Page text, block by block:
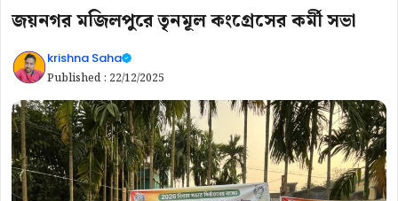
জয়নগর মজিলপুরে তৃনমূল কংগ্রেসের কর্মী সভা
krishna Saha
Published : 22/12/2025